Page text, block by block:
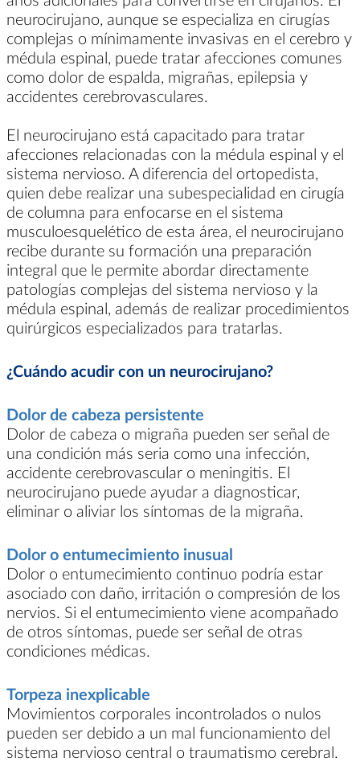
neurocirujano, aunque se especializa en cirugías
complejas o mínimamente invasivas en el cerebro y
médula espinal, puede tratar afecciones comunes
como dolor de espalda, migrañas, epilepsia y
accidentes cerebrovasculares.
El neurocirujano está capacitado para tratar
afecciones relacionadas con la médula espinal y el
sistema nervioso. A diferencia del ortopedista,
quien debe realizar una subespecialidad en cirugía
de columna para enfocarse en el sistema
musculoesquelético de esta área, el neurocirujano
recibe durante su formación una preparación
integral que le permite abordar directamente
patologías complejas del sistema nervioso y la
médula espinal, además de realizar procedimientos
quirúrgicos especializados para tratarlas.
¿Cuándo acudir con un neurocirujano?
Dolor de cabeza persistente
Dolor de cabeza o migraña pueden ser señal de
una condición más seria como una infección,
accidente cerebrovascular o meningitis. El
neurocirujano puede ayudar a diagnosticar,
eliminar o aliviar los síntomas de la migraña.
Dolor o entumecimiento inusual
Dolor o entumecimiento continuo podría estar
asociado con daño, irritación o compresión de los
nervios. Si el entumecimiento viene acompañado
de otros síntomas, puede ser señal de otras
condiciones médicas.
Torpeza inexplicable
Movimientos corporales incontrolados o nulos
pueden ser debido a un mal funcionamiento del
sistema nervioso central o traumatismo cerebral.